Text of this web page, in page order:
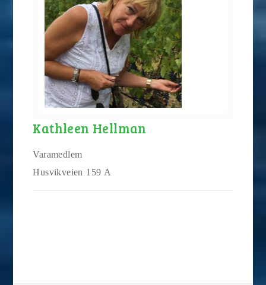
Kathleen Hellman
Varamedlem
Husvikveien 159 A